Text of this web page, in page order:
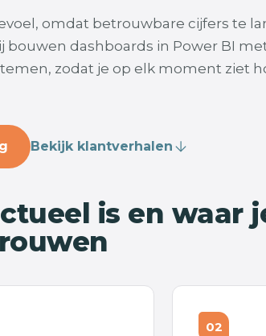
omdat betrouwbare cijfers te
bouwen dashboards in Power BI
zodat je op elk moment ziet
Bekijk klantverhalen
is en waar
02